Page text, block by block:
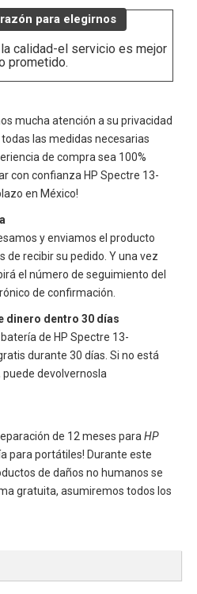
para elegirnos
calidad-el servicio es mejor
prometido.
mucha atención a su privacidad
las medidas necesarias
de compra sea 100%
con confianza HP Spectre 13-
en México!
y enviamos el producto
de recibir su pedido. Y una vez
el número de seguimiento del
de confirmación.
dinero dentro 30 días
de HP Spectre 13-
durante 30 días. Si no está
devolvernosla
de 12 meses para HP
para portátiles! Durante este
de daños no humanos se
gratuita, asumiremos todos los